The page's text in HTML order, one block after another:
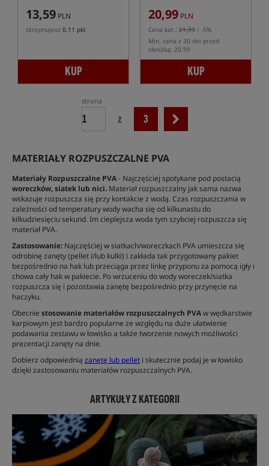
13,59 PLN
otrzymujesz 0,11 pkt
KUP
20,99 PLN
Cena kat.: 21,99 / -5%
Min. cena z 30 dni przed
obniżką: 20.99
KUP
strona
z 3
MATERIAŁY ROZPUSZCZALNE PVA
Materiały Rozpuszczalne PVA- Najczęściej spotykane pod postacią
woreczków, siatek lub nici. Materiał rozpuszczalny jak sama nazwa
wskazuje rozpuszcza się przy kontakcie z wodą. Czas rozpuszczania w
zależności od temperatury wody wacha się od kilkunastu do
kilkudziesięciu sekund. Im cieplejsza woda tym szybciej rozpuszcza się
materiał PVA.
Zastosowanie: Najczęściej w siatkach/woreczkach PVA umieszcza się
odrobinę zanęty (pellet i/lub kulki) i zakłada tak przygotowany pakiet
bezpośrednio na hak lub przeciąga przez linkę przyponu za pomocą igły i
chowa cały hak w pakiecie. Po wrzuceniu do wody woreczek/siatka
rozpuszcza się i pozostawia zanętę bezpośrednio przy przynęcie na
haczyku.
Obecnie stosowanie materiałów rozpuszczalnych PVAw wędkarstwie
karpiowym jest bardzo popularne ze względu na duże ułatwienie
podawania zestawu w łowisko a także tworzenie nowych możliwości
prezentacji zanęty na dnie.
Dobierz odpowiednią zanętę lub pellet i skutecznie podaj je w łowisko
dzięki zastosowaniu materiałów rozpuszczalnych PVA.
ARTYKUŁY Z KATEGORII